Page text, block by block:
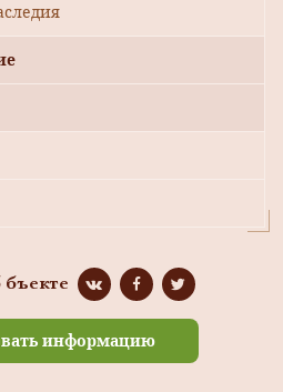
бъекте
информацию